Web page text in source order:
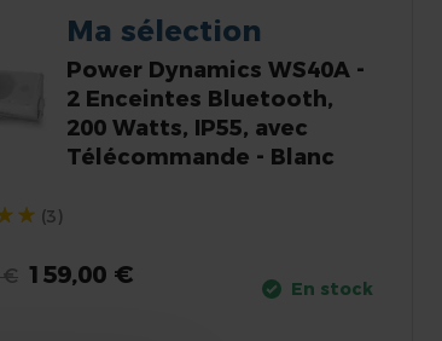
Ma sélection
Power Dynamics WS40A -
2 Enceintes Bluetooth,
200 Watts, IP55, avec
Télécommande - Blanc
(3)
159,00 €
€
En stock